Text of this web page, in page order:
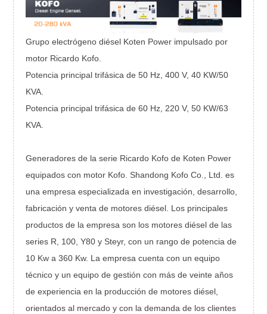
Grupo electrógeno diésel Koten Power impulsado por
motor Ricardo Kofo.
Potencia principal trifásica de 50 Hz, 400 V, 40 KW/50
KVA.
Potencia principal trifásica de 60 Hz, 220 V, 50 KW/63
KVA.
Generadores de la serie Ricardo Kofo de Koten Power
equipados con motor Kofo. Shandong Kofo Co., Ltd. es
una empresa especializada en investigación, desarrollo,
fabricación y venta de motores diésel. Los principales
productos de la empresa son los motores diésel de las
series R, 100, Y80 y Steyr, con un rango de potencia de
10 Kw a 360 Kw. La empresa cuenta con un equipo
técnico y un equipo de gestión con más de veinte años
de experiencia en la producción de motores diésel,
orientados al mercado y con la demanda de los clientes